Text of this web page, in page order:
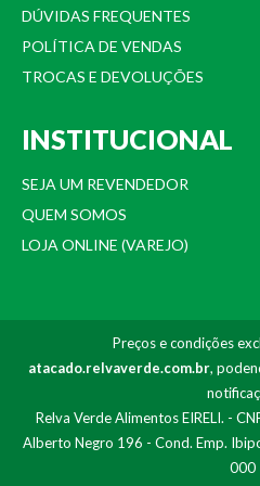
DÚVIDAS FREQUENTES
POLÍTICA DE VENDAS
TROCAS E DEVOLUÇÕES
INSTITUCIONAL
SEJA UM REVENDEDOR
QUEM SOMOS
LOJA ONLINE (VAREJO)
Preços e condições
atacado.relvaverde.com.br,
Relva Verde Alimentos EIRELI. -
Alberto Negro 196 - Cond. Emp.
000